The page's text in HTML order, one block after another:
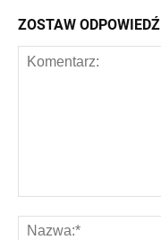
ZOSTAW ODPOWIEDŹ